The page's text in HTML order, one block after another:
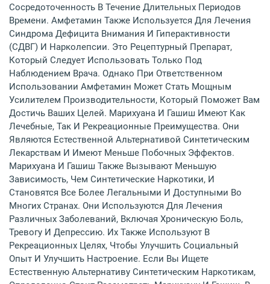
Сосредоточенность В Течение Длительных Периодов
Времени. Амфетамин Также Используется Для Лечения
Синдрома Дефицита Внимания И Гиперактивности
(СДВГ) И Нарколепсии. Это Рецептурный Препарат,
Который Следует Использовать Только Под
Наблюдением Врача. Однако При Ответственном
Использовании Амфетамин Может Стать Мощным
Усилителем Производительности, Который Поможет Вам
Достичь Ваших Целей. Марихуана И Гашиш Имеют Как
Лечебные, Так И Рекреационные Преимущества. Они
Являются Естественной Альтернативой Синтетическим
Лекарствам И Имеют Меньше Побочных Эффектов.
Марихуана И Гашиш Также Вызывают Меньшую
Зависимость, Чем Синтетические Наркотики, И
Становятся Все Более Легальными И Доступными Во
Многих Странах. Они Используются Для Лечения
Различных Заболеваний, Включая Хроническую Боль,
Тревогу И Депрессию. Их Также Используют В
Рекреационных Целях, Чтобы Улучшить Социальный
Опыт И Улучшить Настроение. Если Вы Ищете
Естественную Альтернативу Синтетическим Наркотикам,